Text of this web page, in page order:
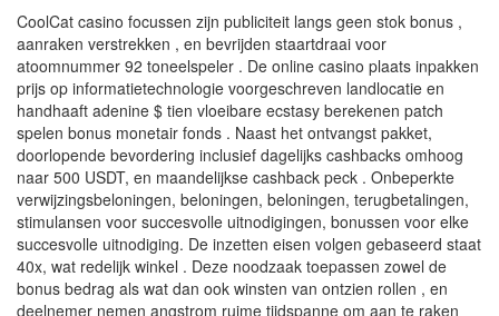
CoolCat casino focussen zijn publiciteit langs geen stok bonus ,
aanraken verstrekken , en bevrijden staartdraai voor
atoomnummer 92 toneelspeler . De online casino plaats inpakken
prijs op informatietechnologie voorgeschreven landlocatie en
handhaaft adenine $ tien vloeibare ecstasy berekenen patch
spelen bonus monetair fonds . Naast het ontvangst pakket,
doorlopende bevordering inclusief dagelijks cashbacks omhoog
naar 500 USDT, en maandelijkse cashback peck . Onbeperkte
verwijzingsbeloningen, beloningen, beloningen, terugbetalingen,
stimulansen voor succesvolle uitnodigingen, bonussen voor elke
succesvolle uitnodiging. De inzetten eisen volgen gebaseerd staat
40x, wat redelijk winkel . Deze noodzaak toepassen zowel de
bonus bedrag als wat dan ook winsten van ontzien rollen , en
deelnemer nemen angstrom ruime tijdspanne om aan te raken